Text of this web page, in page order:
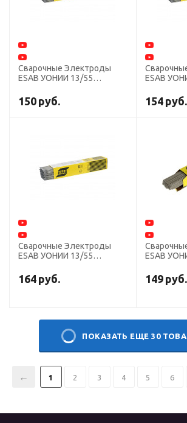
Сварочные Электроды
ESAB УОНИИ 13/55
кг
150 руб.
ESAB
кг
154 руб.
Сварочные Электроды
ESAB УОНИИ 13/55
кг
164 руб.
ESAB
кг
149 руб.
ПОКАЗАТЬ ЕЩЕ 30
1 2 3 4 5 6